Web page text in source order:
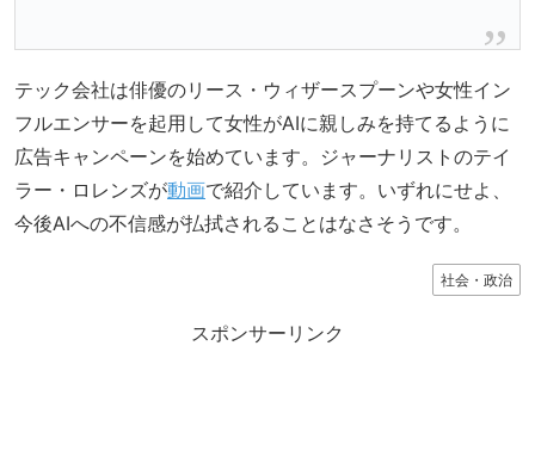
テック会社は俳優のリース・ウィザースプーンや女性イン
フルエンサーを起用して女性がAIに親しみを持てるように
広告キャンペーンを始めています。ジャーナリストのテイ
ラー・ロレンズが動画で紹介しています。いずれにせよ、
今後AIへの不信感が払拭されることはなさそうです。
社会・政治
スポンサーリンク